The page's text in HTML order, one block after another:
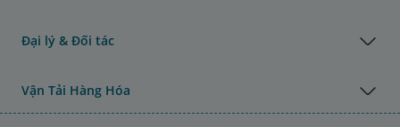
Đại lý & Đối tác
Vận Tải Hàng Hóa